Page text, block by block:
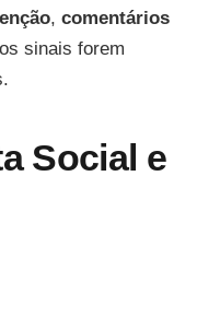
, comentários
sinais forem
Social e